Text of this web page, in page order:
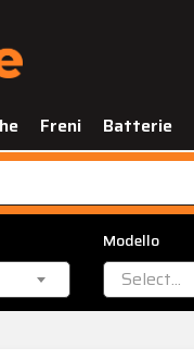
Freni Batterie
Modello
Select...